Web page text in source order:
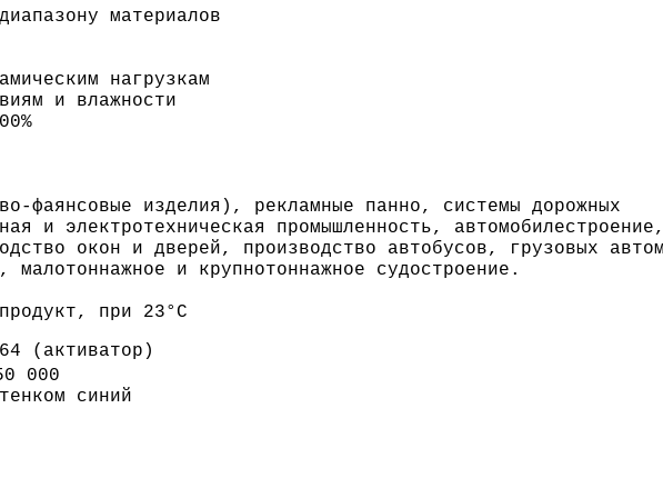
материалов
нагрузкам
и влажности
фаянсовые изделия), рекламные панно, системы дорожных
и электротехническая промышленность, автомобилестроение,
окон и дверей, производство автобусов, грузовых
малотоннажное и крупнотоннажное судостроение.
при 23°C
(активатор)
000
синий